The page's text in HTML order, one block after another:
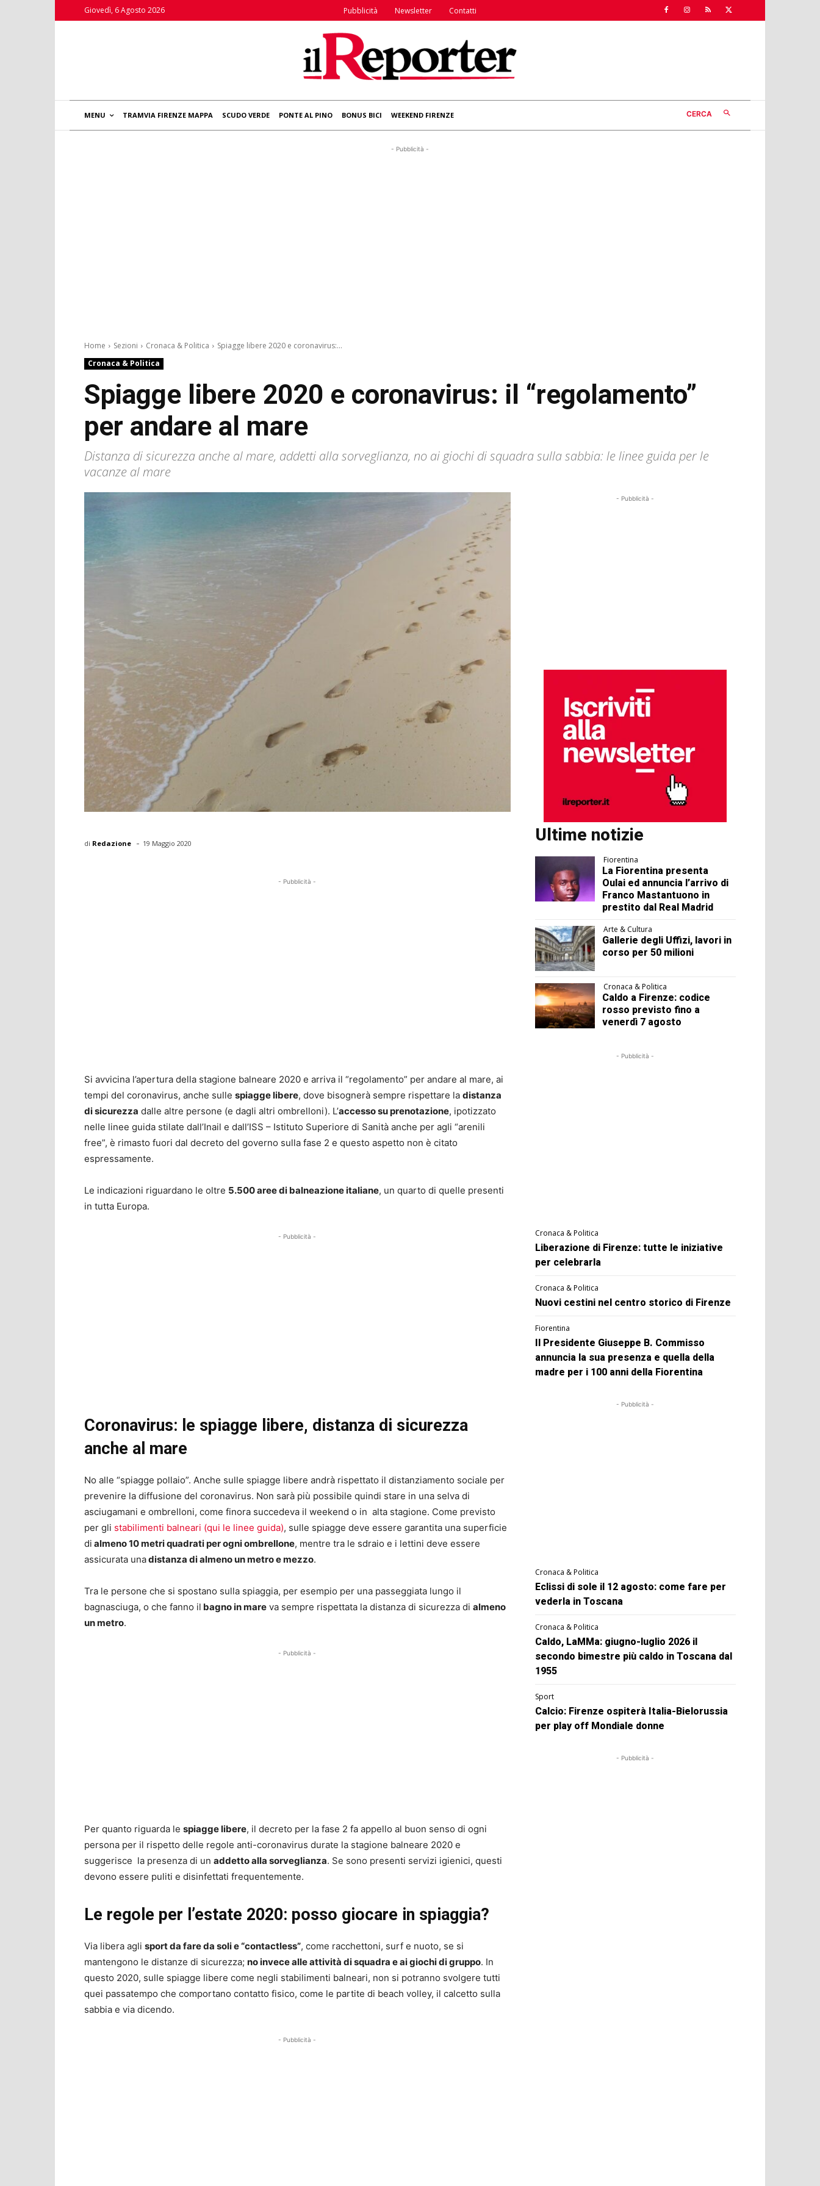
Giovedì, 6 Agosto 2026 Pubblicità Newsletter Contatti
MENU TRAMVIA FIRENZE MAPPA SCUDO VERDE PONTE AL PINO BONUS BICI WEEKEND FIRENZE CERCA
- Pubblicità -
Home Sezioni Cronaca & Politica
Spiagge libere 2020 e coronavirus:...
Cronaca & Politica
Spiagge libere 2020 e coronavirus: il “regolamento”
per andare al mare
Distanza di sicurezza anche al mare, addetti alla sorveglianza, no ai giochi di squadra sulla sabbia: le linee guida per le
vacanze al mare
di Redazione - 19 Maggio 2020
- Pubblicità -
Si avvicina l’apertura della stagione balneare 2020 e arriva il “regolamento” per andare al mare, ai
tempi del coronavirus, anche sulle spiagge libere, dove bisognerà sempre rispettare la distanza
di sicurezza dalle altre persone (e dagli altri ombrelloni). L’accesso su prenotazione, ipotizzato
nelle linee guida stilate dall’Inail e dall’ISS – Istituto Superiore di Sanità anche per agli “arenili
free”, è rimasto fuori dal decreto del governo sulla fase 2 e questo aspetto non è citato
espressamente.
Le indicazioni riguardano le oltre 5.500 aree di balneazione italiane, un quarto di quelle presenti
in tutta Europa.
- Pubblicità -
Coronavirus: le spiagge libere, distanza di sicurezza
anche al mare
No alle “spiagge pollaio”. Anche sulle spiagge libere andrà rispettato il distanziamento sociale per
prevenire la diffusione del coronavirus. Non sarà più possibile quindi stare in una selva di
asciugamani e ombrelloni, come finora succedeva il weekend o in alta stagione. Come previsto
per gli stabilimenti balneari (qui le linee guida), sulle spiagge deve essere garantita una superficie
di almeno 10 metri quadrati per ogni ombrellone, mentre tra le sdraio e i lettini deve essere
assicurata unadistanza di almeno un metro e mezzo.
Tra le persone che si spostano sulla spiaggia, per esempio per una passeggiata lungo il
bagnasciuga, o che fanno il bagno in mare va sempre rispettata la distanza di sicurezza di almeno
un metro.
- Pubblicità -
Per quanto riguarda le spiagge libere, il decreto per la fase 2 fa appello al buon senso di ogni
persona per il rispetto delle regole anti-coronavirus durate la stagione balneare 2020 e
suggerisce la presenza di un addetto alla sorveglianza. Se sono presenti servizi igienici, questi
devono essere puliti e disinfettati frequentemente.
Le regole per l’estate 2020: posso giocare in spiaggia?
Via libera agli sport da fare da soli e “contactless”, come racchettoni, surf e nuoto, se si
mantengono le distanze di sicurezza; no invece alle attività di squadra e ai giochi di gruppo. In
questo 2020, sulle spiagge libere come negli stabilimenti balneari, non si potranno svolgere tutti
quei passatempo che comportano contatto fisico, come le partite di beach volley, il calcetto sulla
sabbia e via dicendo.
- Pubblicità -
- Pubblicità -
Ultime notizie
Fiorentina
La Fiorentina presenta
Oulai ed annuncia l’arrivo di
Franco Mastantuono in
prestito dal Real Madrid
Arte & Cultura
Gallerie degli Uffizi, lavori in
corso per 50 milioni
Cronaca & Politica
Caldo a Firenze: codice
rosso previsto fino a
venerdì 7 agosto
- Pubblicità -
Cronaca & Politica
Liberazione di Firenze: tutte le iniziative
per celebrarla
Cronaca & Politica
Nuovi cestini nel centro storico di Firenze
Fiorentina
Il Presidente Giuseppe B. Commisso
annuncia la sua presenza e quella della
madre per i 100 anni della Fiorentina
- Pubblicità -
Cronaca & Politica
Eclissi di sole il 12 agosto: come fare per
vederla in Toscana
Cronaca & Politica
Caldo, LaMMa: giugno-luglio 2026 il
secondo bimestre più caldo in Toscana dal
1955
Sport
Calcio: Firenze ospiterà Italia-Bielorussia
per play off Mondiale donne
- Pubblicità -